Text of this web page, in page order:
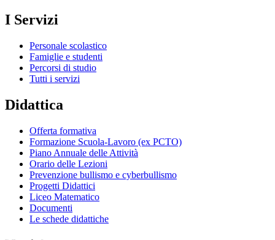
I Servizi
Personale scolastico
Famiglie e studenti
Percorsi di studio
Tutti i servizi
Didattica
Offerta formativa
Formazione Scuola-Lavoro (ex PCTO)
Piano Annuale delle Attività
Orario delle Lezioni
Prevenzione bullismo e cyberbullismo
Progetti Didattici
Liceo Matematico
Documenti
Le schede didattiche